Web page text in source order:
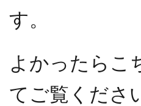
す。
よかったらこ
てご覧くださ